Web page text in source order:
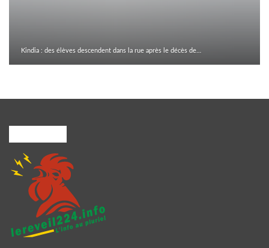
Kindia : des élèves descendent dans la rue après le décès de…